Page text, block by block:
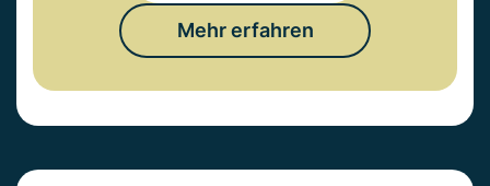
Mehr erfahren